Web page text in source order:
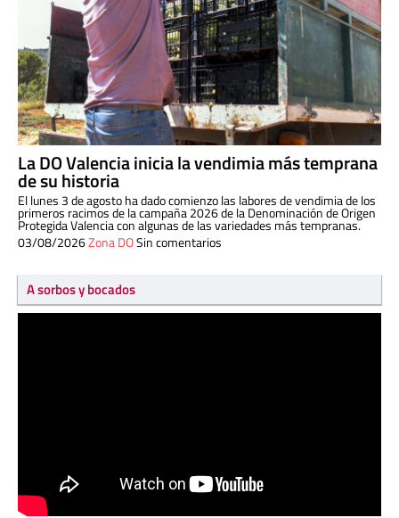
La DO Valencia inicia la vendimia más temprana
de su historia
El lunes 3 de agosto ha dado comienzo las labores de vendimia de los
primeros racimos de la campaña 2026 de la Denominación de Origen
Protegida Valencia con algunas de las variedades más tempranas.
03/08/2026Zona DOSin comentarios
A sorbos y bocados